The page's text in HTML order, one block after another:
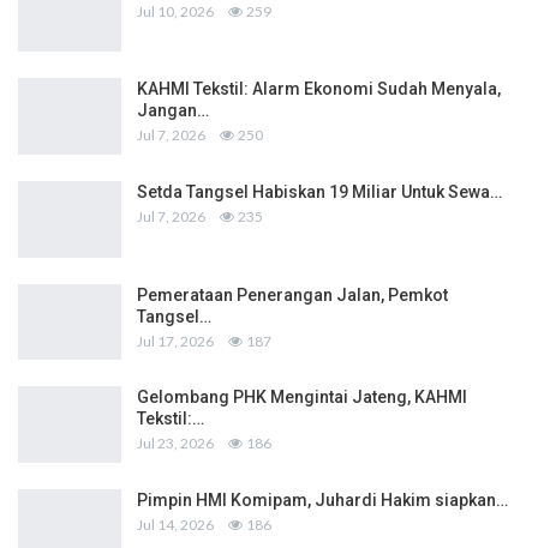
Jul 10, 2026 259
KAHMI Tekstil: Alarm Ekonomi Sudah Menyala,
Jangan…
Jul 7, 2026 250
Setda Tangsel Habiskan 19 Miliar Untuk Sewa…
Jul 7, 2026 235
Pemerataan Penerangan Jalan, Pemkot
Tangsel…
Jul 17, 2026 187
Gelombang PHK Mengintai Jateng, KAHMI
Tekstil:…
Jul 23, 2026 186
Pimpin HMI Komipam, Juhardi Hakim siapkan…
Jul 14, 2026 186